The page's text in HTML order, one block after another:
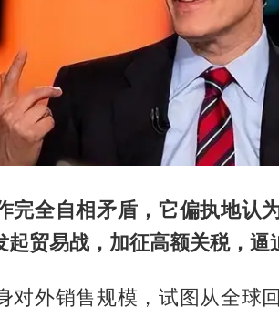
完全自相矛盾，它偏执地认
贸易战，加征高额关税，逼
对外销售规模，试图从全球